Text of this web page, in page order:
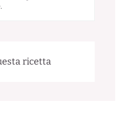
ricetta